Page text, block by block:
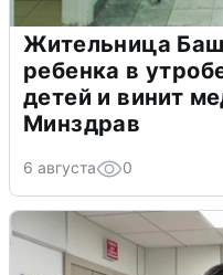
Жительница
ребенка в
детей и винит
Минздрав
6 августа 0